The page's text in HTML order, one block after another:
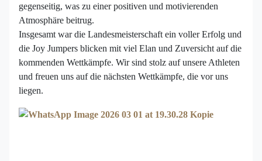
gegenseitig, was zu einer positiven und motivierenden
Atmosphäre beitrug.
Insgesamt war die Landesmeisterschaft ein voller Erfolg und
die Joy Jumpers blicken mit viel Elan und Zuversicht auf die
kommenden Wettkämpfe. Wir sind stolz auf unsere Athleten
und freuen uns auf die nächsten Wettkämpfe, die vor uns
liegen.